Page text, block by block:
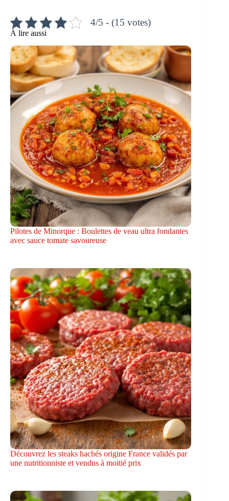
4/5 - (15 votes)
À lire aussi
Pilotes de Minorque : Boulettes de veau ultra fondantes
avec sauce tomate savoureuse
Découvrez les steaks hachés origine France validés par
une nutritionniste et vendus à moitié prix